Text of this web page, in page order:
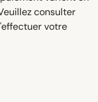
consulter
votre